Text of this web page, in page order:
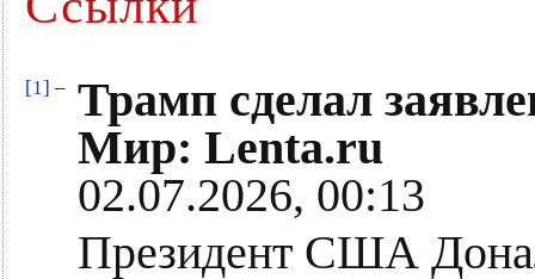
[1] – Трамп сделал
Мир: Lenta.ru
02.07.2026, 00:13
Президент США